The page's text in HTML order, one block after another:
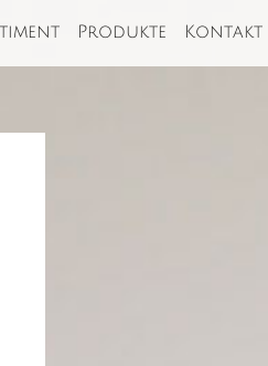
Produkte Kontakt